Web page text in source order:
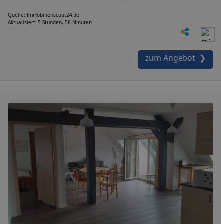
Quelle: Immobilienscout24.de
Aktualisiert: 5 Stunden, 58 Minuten
zum Angebot ❯